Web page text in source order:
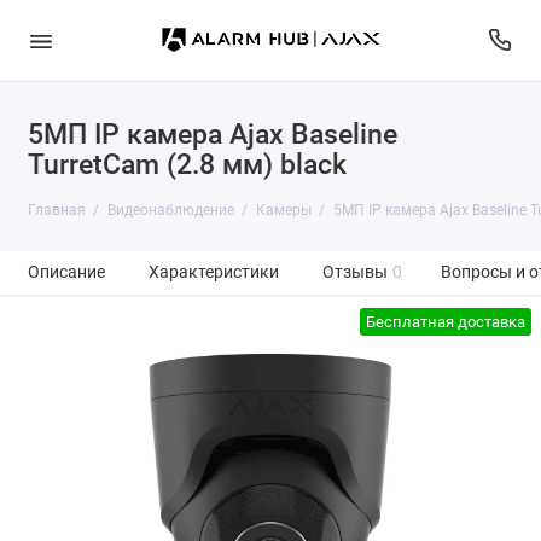
5МП IP камера Ajax Baseline
TurretCam (2.8 мм) black
Главная Видеонаблюдение Камеры 5МП IP камера Ajax Baseline
Описание Характеристики Отзывы 0 Вопросы и
Бесплатная доставка